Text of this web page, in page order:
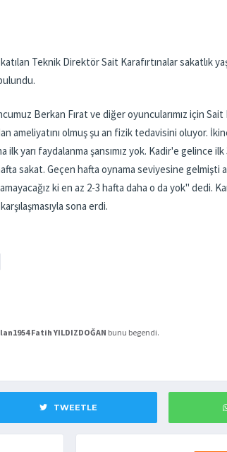
Teknik Direktör Sait Karafırtınalar sakatlık
Berkan Fırat ve diğer oyuncularımız için Sait
ameliyatını olmuş şu an fizik tedavisini oluyor.
yarı faydalanma şansımız yok. Kadir'e gelince
sakat. Geçen hafta oynama seviyesine gelmişti
ki en az 2-3 hafta daha o da yok" dedi.
sona erdi.
Fatih YILDIZDOĞAN bunu begendi.
TWEETLE